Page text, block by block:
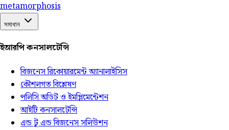
metamorphosis
সমাধান
ইআরপি কনসালটেন্সি
বিজনেস রিকোয়ারমেন্ট অ্যানালাইসিস
কৌশলগত বিশ্লেষণ
পলিসি অডিট ও ইমপ্লিমেন্টেশন
আইটি কনসালটেন্সি
এন্ড টু এন্ড বিজনেস সলিউশন